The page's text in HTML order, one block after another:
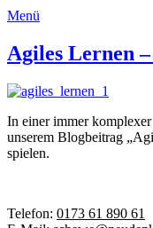
Menü
Agiles Lernen
In einer immer
unserem Blogbeitrag
spielen.
Telefon: 0173 61 890 61